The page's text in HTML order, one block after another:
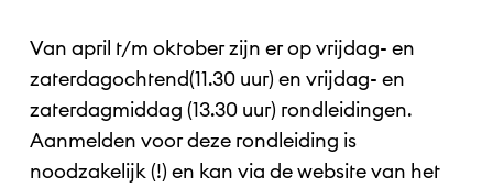
Van april t/m oktober zijn er op vrijdag- en
zaterdagochtend(11.30 uur) en vrijdag- en
zaterdagmiddag (13.30 uur) rondleidingen.
Aanmelden voor deze rondleiding is
noodzakelijk (!) en kan via de website van het